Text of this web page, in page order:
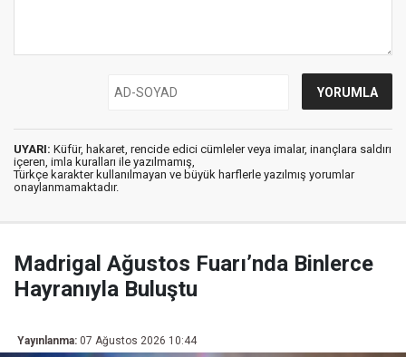
UYARI: Küfür, hakaret, rencide edici cümleler veya imalar, inançlara saldırı
içeren, imla kuralları ile yazılmamış,
Türkçe karakter kullanılmayan ve büyük harflerle yazılmış yorumlar
onaylanmamaktadır.
Madrigal Ağustos Fuarı’nda Binlerce
Hayranıyla Buluştu
Yayınlanma: 07 Ağustos 2026 10:44